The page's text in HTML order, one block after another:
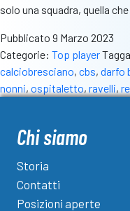
solo una squadra, quella
Pubblicato 9 Marzo 2023
Categorie: Top player
calciobresciano, cbs, darfo
nonni, ospitaletto, ravelli,
Chi siamo
Storia
Contatti
Posizioni aperte